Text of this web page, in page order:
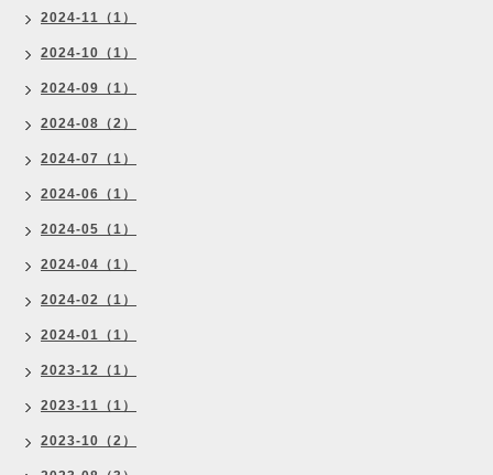
2024-11（1）
2024-10（1）
2024-09（1）
2024-08（2）
2024-07（1）
2024-06（1）
2024-05（1）
2024-04（1）
2024-02（1）
2024-01（1）
2023-12（1）
2023-11（1）
2023-10（2）